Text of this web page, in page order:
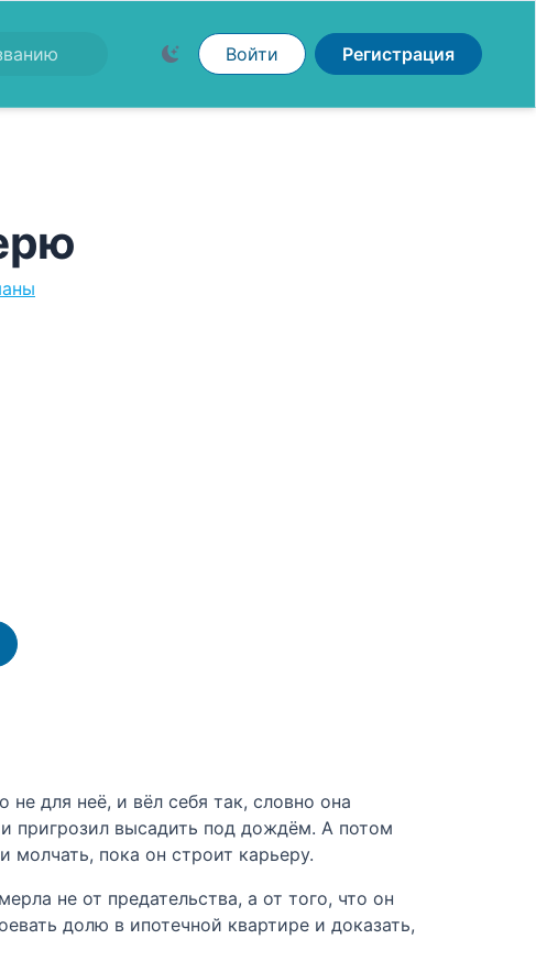
Войти Регистрация
для неё, и вёл себя так, словно она
пригрозил высадить под дождём. А потом
молчать, пока он строит карьеру.
не от предательства, а от того, что он
долю в ипотечной квартире и доказать,